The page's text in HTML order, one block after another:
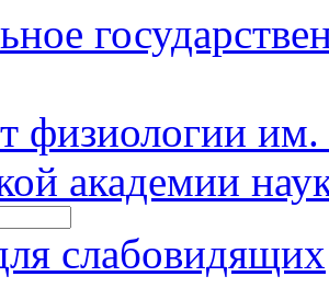
физиологии
академии
слабовидящих